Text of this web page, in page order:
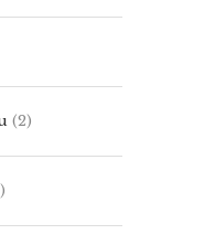
(2)